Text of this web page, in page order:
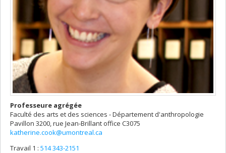
Professeure agrégée
Faculté des arts et des sciences - Département d'anthropologie
Pavillon 3200, rue Jean-Brillant office C3075
katherine.cook@umontreal.ca
Travail 1 : 514 343-2151